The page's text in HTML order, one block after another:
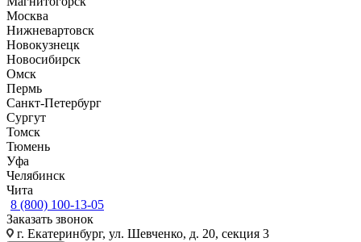
Москва
Нижневартовск
Новокузнецк
Новосибирск
Омск
Пермь
Санкт-Петербург
Сургут
Томск
Тюмень
Уфа
Челябинск
Чита
8 (800) 100-13-05
Заказать звонок
г. Екатеринбург, ул. Шевченко, д. 20, секция 3